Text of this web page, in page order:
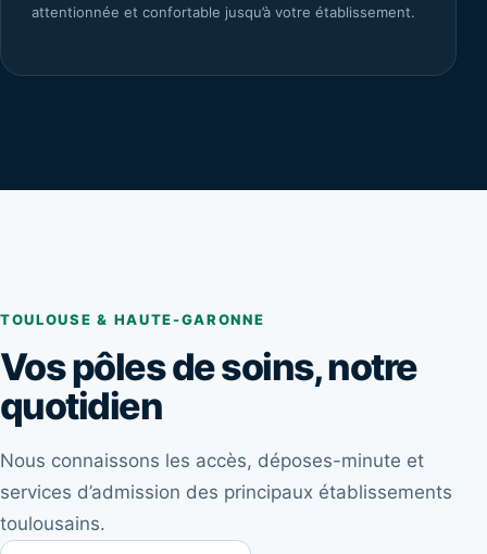
attentionnée et confortable jusqu’à votre établissement.
TOULOUSE & HAUTE-GARONNE
Vos pôles de soins, notre
quotidien
Nous connaissons les accès, déposes-minute et
services d’admission des principaux établissements
toulousains.